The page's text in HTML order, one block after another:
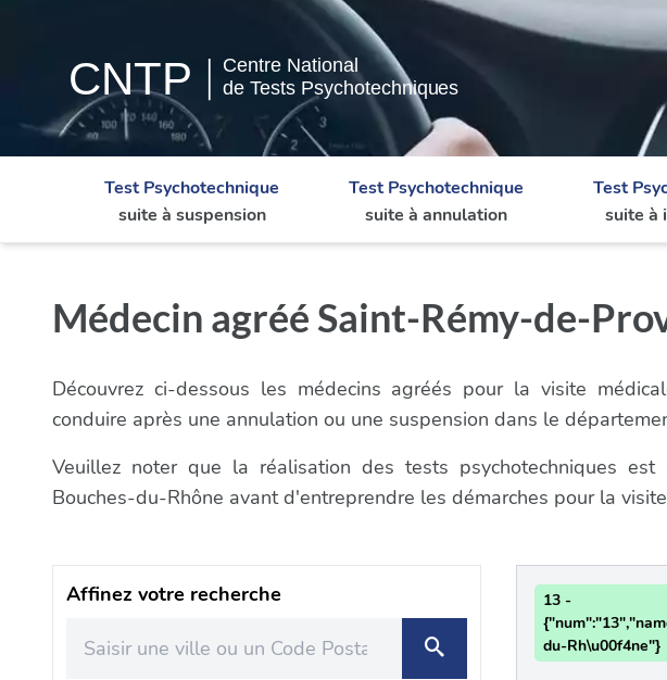
Test Psychotechnique
suite à suspension
Test Psychotechnique
suite à annulation
Test
suite à
Médecin agréé Saint-Rémy-de-
Découvrez ci-dessous les médecins agréés pour la visite
conduire après une annulation ou une suspension dans le
Veuillez noter que la réalisation des tests psychotechniques
Bouches-du-Rhône avant d'entreprendre les démarches pour la
Affinez votre recherche
13 -
du-Rh\u00f4ne"}